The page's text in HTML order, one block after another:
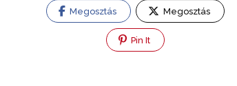
Megosztás Megosztás
Pin It